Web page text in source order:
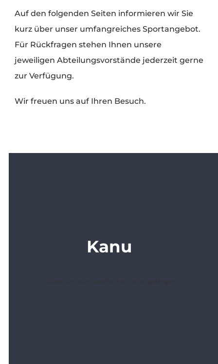
Auf den folgenden Seiten informieren wir Sie
kurz über unser umfangreiches Sportangebot.
Für Rückfragen stehen Ihnen unsere
jeweiligen Abteilungsvorstände jederzeit gerne
zur Verfügung.
Wir freuen uns auf Ihren Besuch.
Kanu